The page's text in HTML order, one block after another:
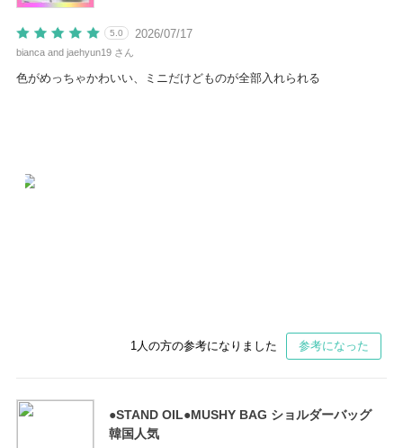
2026/07/17
5.0
bianca and jaehyun19 さん
色がめっちゃかわいい、ミニだけどものが全部入れられる
1 人の方の参考になりました 参考になった
●STAND OIL●MUSHY BAG ショルダーバッグ
韓国人気